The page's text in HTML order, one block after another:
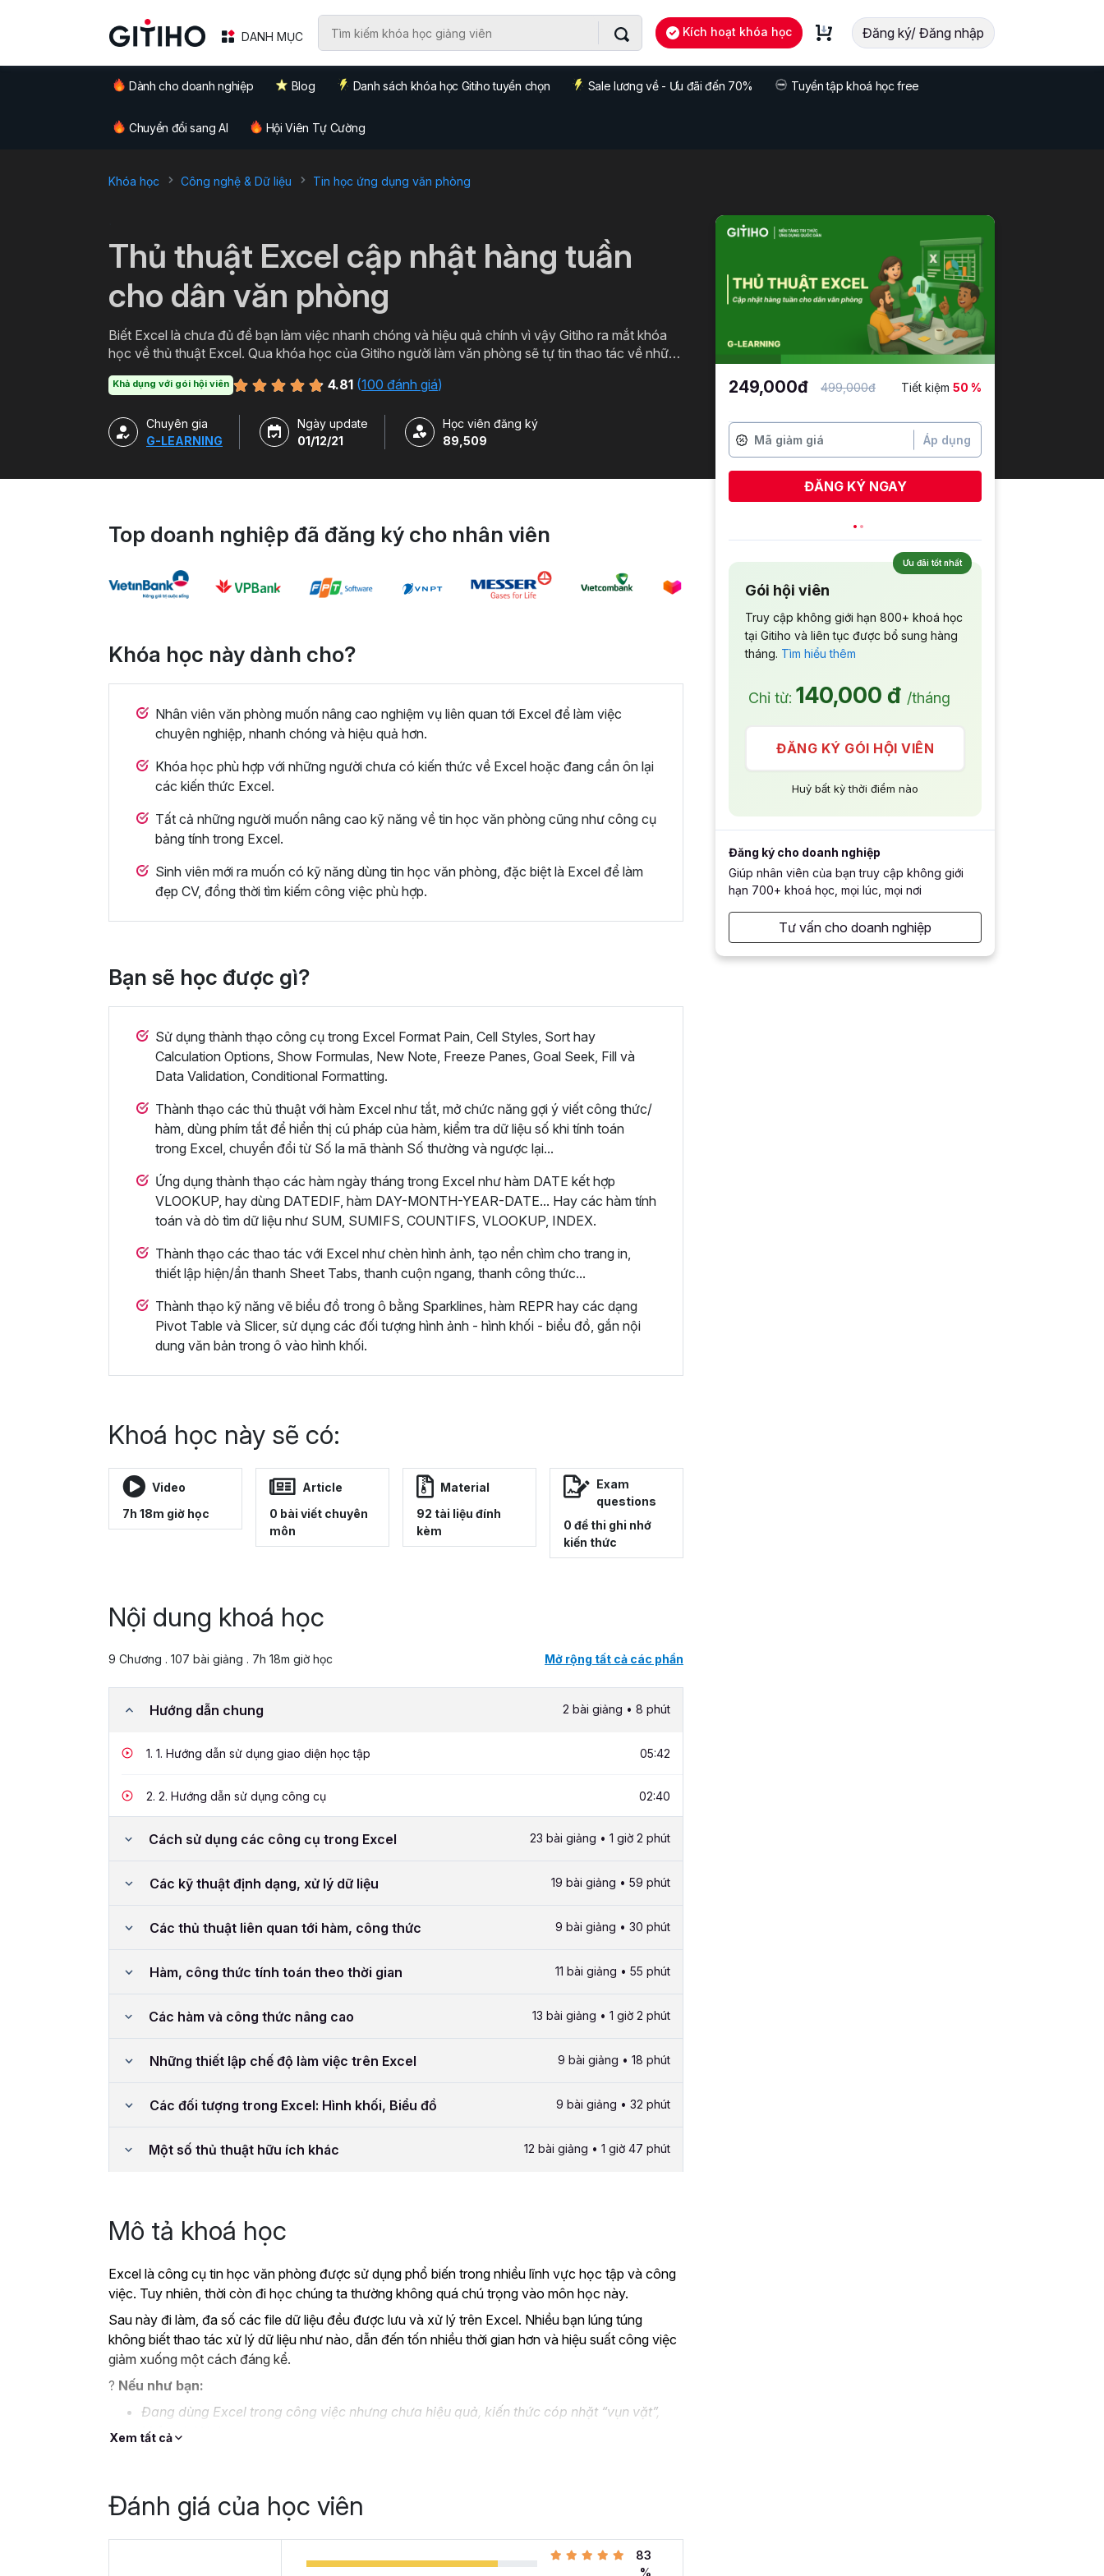
DANH MỤC Kích hoạt khóa học Đăng ký/ Đăng nhập
Dành cho doanh nghiệp Blog Danh sách khóa học Gitiho tuyển chọn Sale lương về - Ưu đãi đến 70% Tuyển tập khoá học free
Chuyển đổi sang AI Hội Viên Tự Cường
Khóa học Công nghệ & Dữ liệu Tin học ứng dụng văn phòng
Thủ thuật Excel cập nhật hàng tuần
cho dân văn phòng
Biết Excel là chưa đủ để bạn làm việc nhanh chóng và hiệu quả chính vì vậy Gitiho ra mắt khóa
học về thủ thuật Excel. Qua khóa học của Gitiho người làm văn phòng sẽ tự tin thao tác về những
Khả dụng với gói hội viên 4.81 (100 đánh giá)
Chuyên gia
G-LEARNING
Ngày update
01/12/21
Học viên đăng ký
89,509
Top doanh nghiệp đã đăng ký cho nhân viên
Khóa học này dành cho?
Nhân viên văn phòng muốn nâng cao nghiệm vụ liên quan tới Excel để làm việc
chuyên nghiệp, nhanh chóng và hiệu quả hơn.
Khóa học phù hợp với những người chưa có kiến thức về Excel hoặc đang cần ôn lại
các kiến thức Excel.
Tất cả những người muốn nâng cao kỹ năng về tin học văn phòng cũng như công cụ
bảng tính trong Excel.
Sinh viên mới ra muốn có kỹ năng dùng tin học văn phòng, đặc biệt là Excel để làm
đẹp CV, đồng thời tìm kiếm công việc phù hợp.
Bạn sẽ học được gì?
Sử dụng thành thạo công cụ trong Excel Format Pain, Cell Styles, Sort hay
Calculation Options, Show Formulas, New Note, Freeze Panes, Goal Seek, Fill và
Data Validation, Conditional Formatting.
Thành thạo các thủ thuật với hàm Excel như tắt, mở chức năng gợi ý viết công thức/
hàm, dùng phím tắt để hiển thị cú pháp của hàm, kiểm tra dữ liệu số khi tính toán
trong Excel, chuyển đổi từ Số la mã thành Số thường và ngược lại...
Ứng dụng thành thạo các hàm ngày tháng trong Excel như hàm DATE kết hợp
VLOOKUP, hay dùng DATEDIF, hàm DAY-MONTH-YEAR-DATE... Hay các hàm tính
toán và dò tìm dữ liệu như SUM, SUMIFS, COUNTIFS, VLOOKUP, INDEX.
Thành thạo các thao tác với Excel như chèn hình ảnh, tạo nền chìm cho trang in,
thiết lập hiện/ẩn thanh Sheet Tabs, thanh cuộn ngang, thanh công thức...
Thành thạo kỹ năng vẽ biểu đồ trong ô bằng Sparklines, hàm REPR hay các dạng
Pivot Table và Slicer, sử dụng các đối tượng hình ảnh - hình khối - biểu đồ, gắn nội
dung văn bản trong ô vào hình khối.
Khoá học này sẽ có:
Video
7h 18m giờ học
Article
0 bài viết chuyên
môn
Material
92 tài liệu đính
kèm
Exam
questions
0 đề thi ghi nhớ
kiến thức
Nội dung khoá học
9 Chương . 107 bài giảng . 7h 18m giờ học Mở rộng tất cả các phần
Hướng dẫn chung 2 bài giảng • 8 phút
1. 1. Hướng dẫn sử dụng giao diện học tập 05:42
2. 2. Hướng dẫn sử dụng công cụ 02:40
Cách sử dụng các công cụ trong Excel 23 bài giảng • 1 giờ 2 phút
Các kỹ thuật định dạng, xử lý dữ liệu 19 bài giảng • 59 phút
Các thủ thuật liên quan tới hàm, công thức 9 bài giảng • 30 phút
Hàm, công thức tính toán theo thời gian 11 bài giảng • 55 phút
Các hàm và công thức nâng cao 13 bài giảng • 1 giờ 2 phút
Những thiết lập chế độ làm việc trên Excel 9 bài giảng • 18 phút
Các đối tượng trong Excel: Hình khối, Biểu đồ 9 bài giảng • 32 phút
Một số thủ thuật hữu ích khác 12 bài giảng • 1 giờ 47 phút
Mô tả khoá học
Excel là công cụ tin học văn phòng được sử dụng phổ biến trong nhiều lĩnh vực học tập và công
việc. Tuy nhiên, thời còn đi học chúng ta thường không quá chú trọng vào môn học này.
Sau này đi làm, đa số các file dữ liệu đều được lưu và xử lý trên Excel. Nhiều bạn lúng túng
không biết thao tác xử lý dữ liệu như nào, dẫn đến tốn nhiều thời gian hơn và hiệu suất công việc
giảm xuống một cách đáng kể.
? Nếu như bạn:
Đang dùng Excel trong công việc nhưng chưa hiệu quả, kiến thức cóp nhặt “vụn vặt”,
không bài bản.
Thì Gitiho ở đây để giúp bạn giải quyết tất cả những khó khăn mà bạn gặp phải khi đi làm với khóa
EXG02 - Thủ thuật Excel cập nhật hàng tuần cho dân văn phòng
trong 8 giờ.
Hoàn thành khóa học, bạn có thể tự tin giải quyết công việc theo cách thông minh, nhanh chóng,
Xem tất cả
Đánh giá của học viên
83
%
249,000đ 499,000đ Tiết kiệm 50 %
Áp dụng
ĐĂNG KÝ NGAY
Nhâm Bá Duy
Ưu đãi tốt nhất
Gói hội viên
Truy cập không giới hạn 800+ khoá học
tại Gitiho và liên tục được bổ sung hàng
tháng. Tìm hiểu thêm
Chỉ từ: 140,000 đ /tháng
ĐĂNG KÝ GÓI HỘI VIÊN
Huỷ bất kỳ thời điểm nào
Đăng ký cho doanh nghiệp
Giúp nhân viên của bạn truy cập không giới
hạn 700+ khoá học, mọi lúc, mọi nơi
Tư vấn cho doanh nghiệp